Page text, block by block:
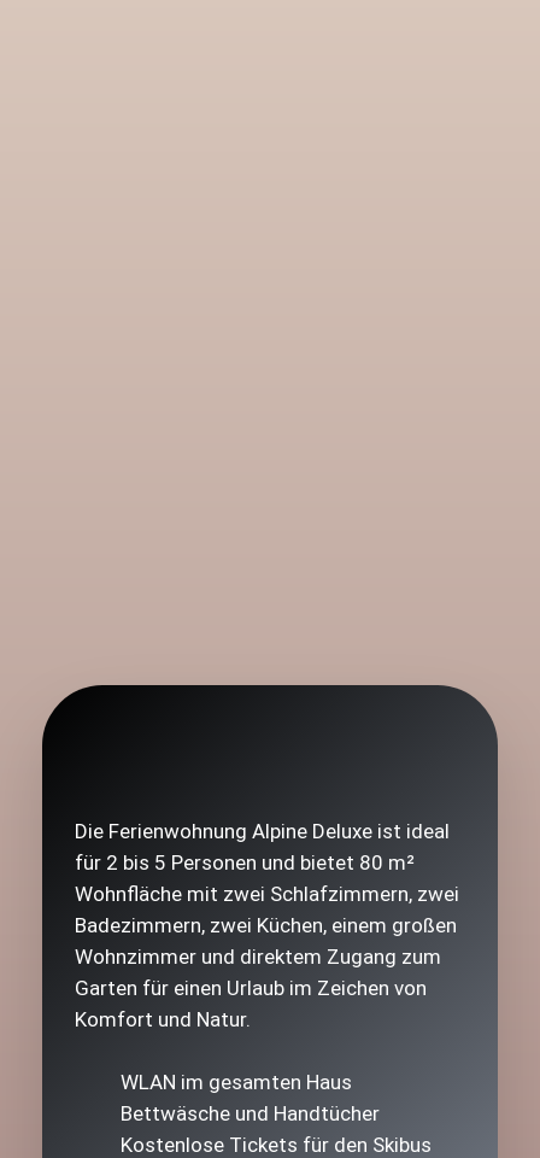
Die Ferienwohnung Alpine Deluxe ist ideal
für 2 bis 5 Personen und bietet 80 m²
Wohnfläche mit zwei Schlafzimmern, zwei
Badezimmern, zwei Küchen, einem großen
Wohnzimmer und direktem Zugang zum
Garten für einen Urlaub im Zeichen von
Komfort und Natur.
WLAN im gesamten Haus
Bettwäsche und Handtücher
Kostenlose Tickets für den Skibus